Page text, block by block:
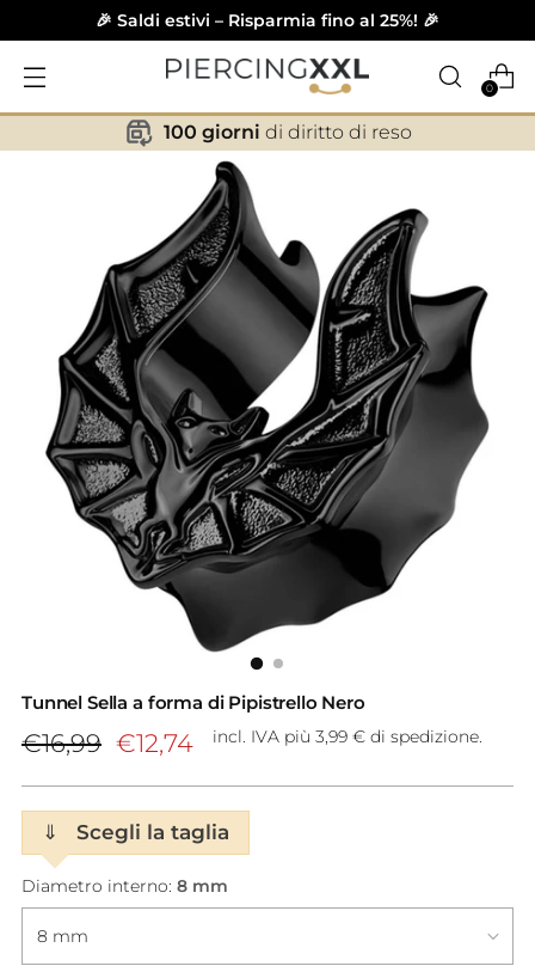
🎉 Saldi estivi – Risparmia fino al 25%! 🎉
0
✕
100 giorni di diritto di reso
Tunnel Sella a forma di Pipistrello Nero
Prezzo
listino
€16,99 €12,74 incl. IVA più 3,99 € di spedizione.
⇓ Scegli la taglia
Diametro interno: 8 mm